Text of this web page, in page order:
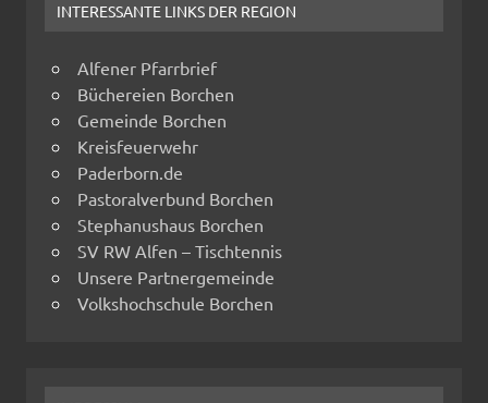
INTERESSANTE LINKS DER REGION
Alfener Pfarrbrief
Büchereien Borchen
Gemeinde Borchen
Kreisfeuerwehr
Paderborn.de
Pastoralverbund Borchen
Stephanushaus Borchen
SV RW Alfen – Tischtennis
Unsere Partnergemeinde
Volkshochschule Borchen